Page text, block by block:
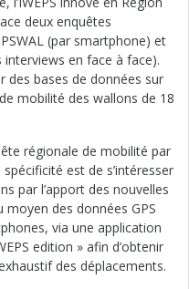
deux enquêtes
(par smartphone) et
en face à face).
des bases de données sur
mobilité des wallons de 18
régionale de mobilité par
spécificité est de s’intéresser
par l’apport des nouvelles
des données GPS
via une application
edition » afin d’obtenir
des déplacements.